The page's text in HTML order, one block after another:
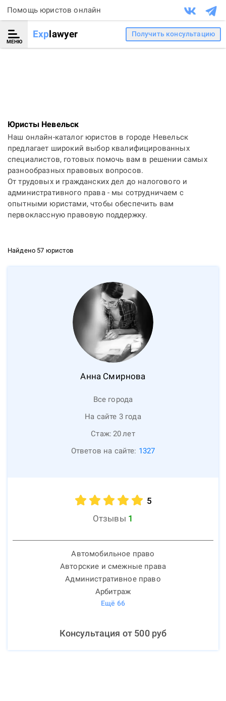
Помощь юристов онлайн
МЕНЮ
Explawyer Получить консультацию
Юристы Невельск
Наш онлайн-каталог юристов в городе Невельск
предлагает широкий выбор квалифицированных
специалистов, готовых помочь вам в решении самых
разнообразных правовых вопросов.
От трудовых и гражданских дел до налогового и
административного права - мы сотрудничаем с
опытными юристами, чтобы обеспечить вам
первоклассную правовую поддержку.
Найдено 57 юристов
Анна Смирнова
Все города
На сайте 3 года
Стаж: 20лет
Ответов на сайте: 1327
5
Отзывы 1
Автомобильное право
Авторские и смежные права
Административное право
Арбитраж
Ещё 66
Консультация от 500руб